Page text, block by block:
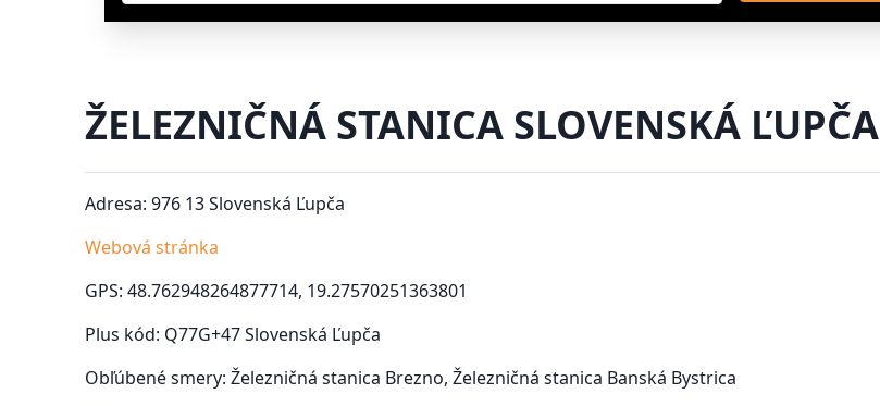
ŽELEZNIČNÁ STANICA SLOVENSKÁ ĽUPČA
Adresa: 976 13 Slovenská Ľupča
Webová stránka
GPS: 48.762948264877714, 19.27570251363801
Plus kód: Q77G+47 Slovenská Ľupča
Obľúbené smery: Železničná stanica Brezno, Železničná stanica Banská Bystrica